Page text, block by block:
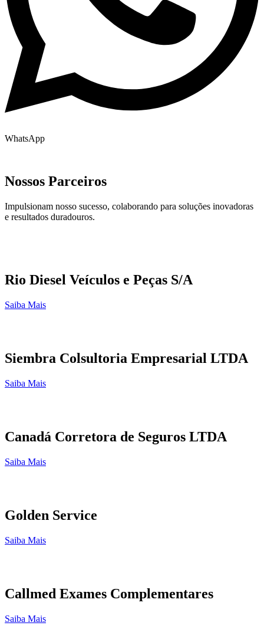
WhatsApp
Nossos Parceiros
Impulsionam nosso sucesso, colaborando para soluções inovadoras
e resultados duradouros.
Rio Diesel Veículos e Peças S/A
Saiba Mais
Siembra Colsultoria Empresarial LTDA
Saiba Mais
Canadá Corretora de Seguros LTDA
Saiba Mais
Golden Service
Saiba Mais
Callmed Exames Complementares
Saiba Mais